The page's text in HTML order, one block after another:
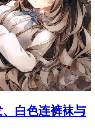
白色连裤袜与